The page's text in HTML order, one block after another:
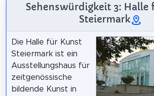
Sehenswürdigkeit 3: Halle
Steiermark
Die Halle für Kunst
Steiermark ist ein
Ausstellungshaus für
zeitgenössische
bildende Kunst in